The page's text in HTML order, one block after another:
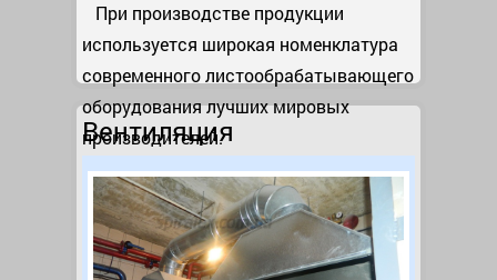
При производстве продукции
используется широкая номенклатура
современного листообрабатывающего
оборудования лучших мировых
производителей.
Вентиляция